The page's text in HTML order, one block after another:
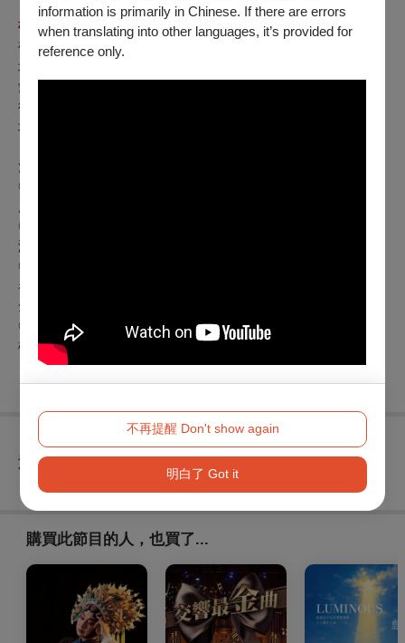
information is primarily in Chinese. If there are errors
when translating into other languages, it’s provided for
reference only.
不再提醒 Don't show again
明白了 Got it
敬老／愛心啟售期間：8/08（五）13:00 起
敬老票：每張 50 元（年滿 65 歲以上長者可享 5 折優待，入
場須出示證件）
愛心票：
待，入場時應出示身心障礙手冊，陪同者與身障者需同時入
場）
注意事項：
◎影展期間可於 SBC 星橋國際影城、統領威秀影城之「影展
◎影展現場服務時間為每日首場開演前 30 分鐘起，至末場開
演後 20 分鐘止。
◎敬老／愛心票僅供 65 歲以上年長者或持身心障礙身份手冊
者與乙名必要陪同者購買，入場時請出示相關證明，否則須補
全票差額。
◎以上票種僅適用 2025 第 12 屆桃園電影節期間，於 SBC 星
橋國際影城、統領威秀影城之放映場次。
退換須知 查看
購買此節目的人，也買了...